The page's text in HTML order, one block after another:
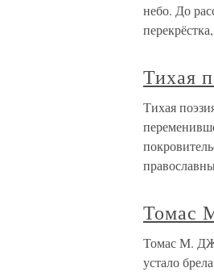
небо. До
перекрёстка,
Тихая
Тихая
Томас М.
устало